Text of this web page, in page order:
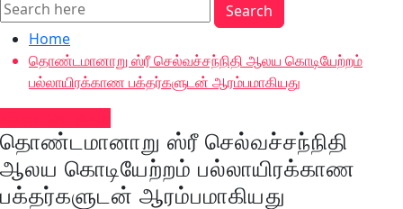
Search
Home
தொண்டமானாறு ஸ்ரீ செல்வச்சந்நிதி ஆலய கொடியேற்றம்
பல்லாயிரக்காண பக்தர்களுடன் ஆரம்பமாகியது
தொண்டமானாறு ஸ்ரீ செல்வச்சந்நிதி
ஆலய கொடியேற்றம் பல்லாயிரக்காண
பக்தர்களுடன் ஆரம்பமாகியது